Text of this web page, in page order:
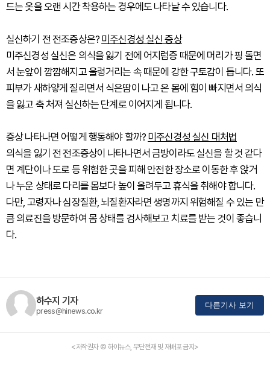
드는 옷을 오랜 시간 착용하는 경우에도 나타날 수 있습니다.
실신하기 전 전조증상은? 미주신경성 실신 증상
미주신경성 실신은 의식을 잃기 전에 어지럼증 때문에 머리가 핑 돌면
서 눈앞이 깜깜해지고 울렁거리는 속 때문에 강한 구토감이 듭니다. 또
피부가 새하얗게 질리면서 식은땀이 나고 온 몸에 힘이 빠지면서 의식
을 잃고 축 처져 실신하는 단계로 이어지게 됩니다.
증상 나타나면 어떻게 행동해야 할까? 미주신경성 실신 대처법
의식을 잃기 전 전조증상이 나타나면서 금방이라도 실신을 할 것 같다
면 계단이나 도로 등 위험한 곳을 피해 안전한 장소로 이동한 후 앉거
나 누운 상태로 다리를 몸보다 높이 올려두고 휴식을 취해야 합니다.
다만, 고령자나 심장질환, 뇌질환자라면 생명까지 위험해질 수 있는 만
큼 의료진을 방문하여 몸 상태를 검사해보고 치료를 받는 것이 좋습니
다.
하수지 기자
press@hinews.co.kr
다른기사 보기
<저작권자 © 하이뉴스, 무단전재 및 재배포 금지>